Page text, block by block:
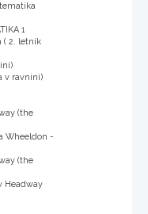
1
( 2. letnik
v ravnini)
(the
Wheeldon -
(the
Headway